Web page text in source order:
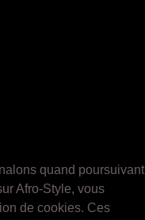
quand poursuivant
Afro-Style, vous
de cookies. Ces